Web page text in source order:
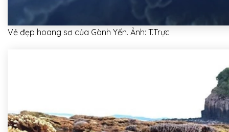
Vẻ đẹp hoang sơ của Gành Yến. Ảnh: T.Trực